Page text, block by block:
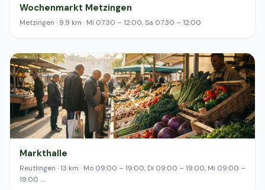
Wochenmarkt Metzingen
Metzingen · 9.9 km · Mi 07:30 – 12:00, Sa 07:30 – 12:00
Markthalle
Reutlingen · 13 km · Mo 09:00 – 19:00, Di 09:00 – 19:00, Mi 09:00 –
19:00 …